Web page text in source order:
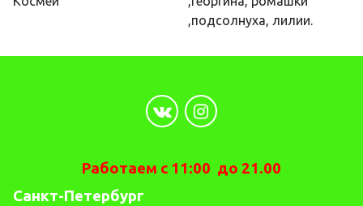
,подсолнуха, лилии.
Работаем с 11:00 до 21.00
Санкт-Петербург